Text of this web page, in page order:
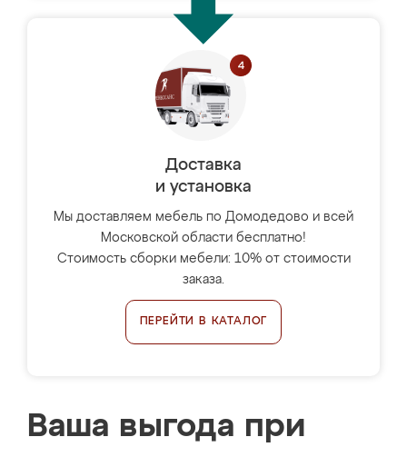
Доставка
и установка
Мы доставляем мебель по Домодедово и всей
Московской области бесплатно!
Стоимость сборки мебели: 10% от стоимости
заказа.
ПЕРЕЙТИ В КАТАЛОГ
Ваша выгода при